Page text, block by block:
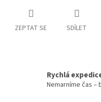
ZEPTAT SE SDÍLET
Rychlá
Nemarníme čas –